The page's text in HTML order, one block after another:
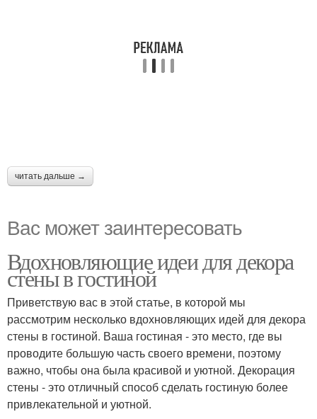
читать дальше →
Вас может заинтересовать
Вдохновляющие идеи для декора
стены в гостиной
Приветствую вас в этой статье, в которой мы
рассмотрим несколько вдохновляющих идей для декора
стены в гостиной. Ваша гостиная - это место, где вы
проводите большую часть своего времени, поэтому
важно, чтобы она была красивой и уютной. Декорация
стены - это отличный способ сделать гостиную более
привлекательной и уютной.